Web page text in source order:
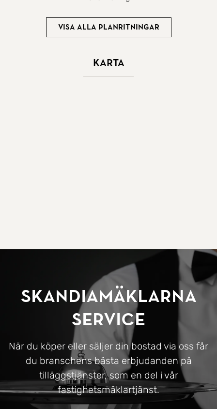
Visa alla planritningar
Karta
SkandiaMäklarna
Service
När du köper eller säljer din bostad via oss får
du branschens bästa erbjudanden på
tilläggstjänster, som en del i vår
fastighetsmäklartjänst.